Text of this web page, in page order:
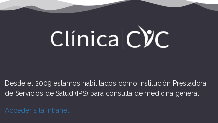
Desde el 2009 estamos habilitados como Institución Prestadora
de Servicios de Salud (IPS) para consulta de medicina general.
Acceder a la intranet